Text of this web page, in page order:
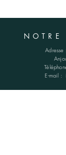
NOTRE
Adresse :
E-mail :